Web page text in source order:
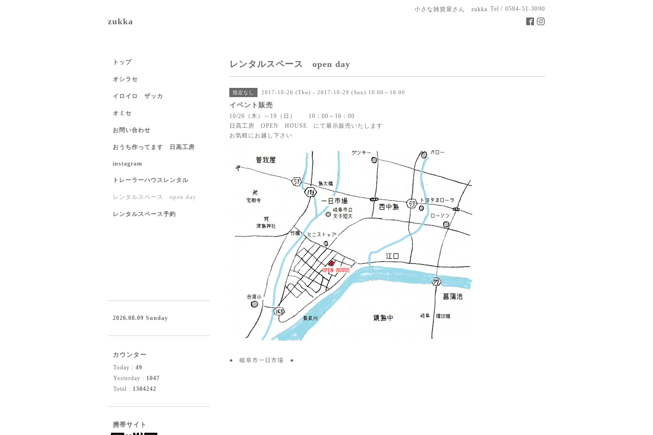
小さな雑貨屋さん zukka Tel / 0584-51-3090
zukka
レンタルスペース open day
指定なし 2017-10-26 (Thu) - 2017-10-29 (Sun) 10:00～16:00
イベント販売
10/26（木）～19（日） 10：00～16：00
日高工房 OPEN HOUSE にて展示販売いたします
お気軽にお越し下さい
● 岐阜市一日市場 ●
トップ
オシラセ
イロイロ ザッカ
オミセ
お問い合わせ
おうち作ってます 日高工房
instagram
トレーラーハウスレンタル
レンタルスペース open day
レンタルスペース予約
2026.08.09 Sunday
カウンター
Today : 49
Yesterday : 1047
Total : 1304242
携帯サイト